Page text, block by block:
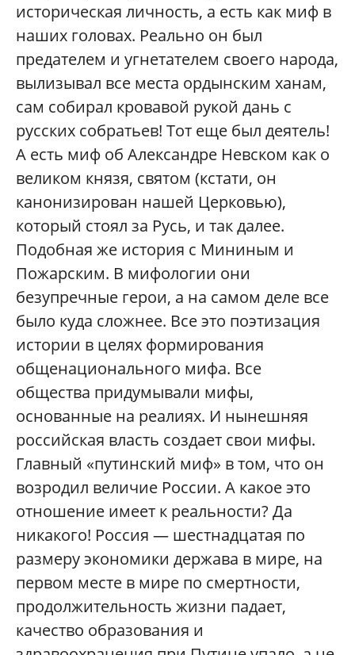
историческая личность, а есть как миф в
наших головах. Реально он был
предателем и угнетателем своего народа,
вылизывал все места ордынским ханам,
сам собирал кровавой рукой дань с
русских собратьев! Тот еще был деятель!
А есть миф об Александре Невском как о
великом князя, святом (кстати, он
канонизирован нашей Церковью),
который стоял за Русь, и так далее.
Подобная же история с Мининым и
Пожарским. В мифологии они
безупречные герои, а на самом деле все
было куда сложнее. Все это поэтизация
истории в целях формирования
общенационального мифа. Все
общества придумывали мифы,
основанные на реалиях. И нынешняя
российская власть создает свои мифы.
Главный «путинский миф» в том, что он
возродил величие России. А какое это
отношение имеет к реальности? Да
никакого! Россия — шестнадцатая по
размеру экономики держава в мире, на
первом месте в мире по смертности,
продолжительность жизни падает,
качество образования и